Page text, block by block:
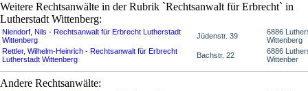
Weitere Rechtsanwälte in der Rubrik `Rechtsanwalt für Erbrecht` in
Lutherstadt Wittenberg:
Niendorf, Nils - Rechtsanwalt für Erbrecht Lutherstadt
Wittenberg
Jüdenstr. 39
6886
Wittenberg
Rettler, Wilhelm-Heinrich - Rechtsanwalt für Erbrecht
Lutherstadt Wittenberg
Bachstr. 22
6886
Wittenber
Andere Rechtsanwälte: